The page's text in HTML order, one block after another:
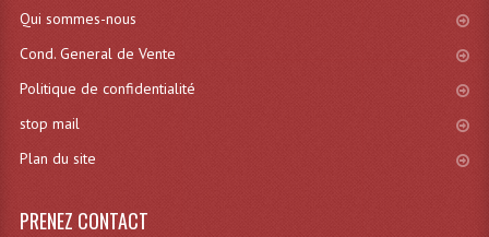
Ampoules - Tubes Lumière Noire Black Gun
Qui sommes-nous
Cond. General de Vente
Politique de confidentialité
stop mail
Plan du site
PRENEZ CONTACT